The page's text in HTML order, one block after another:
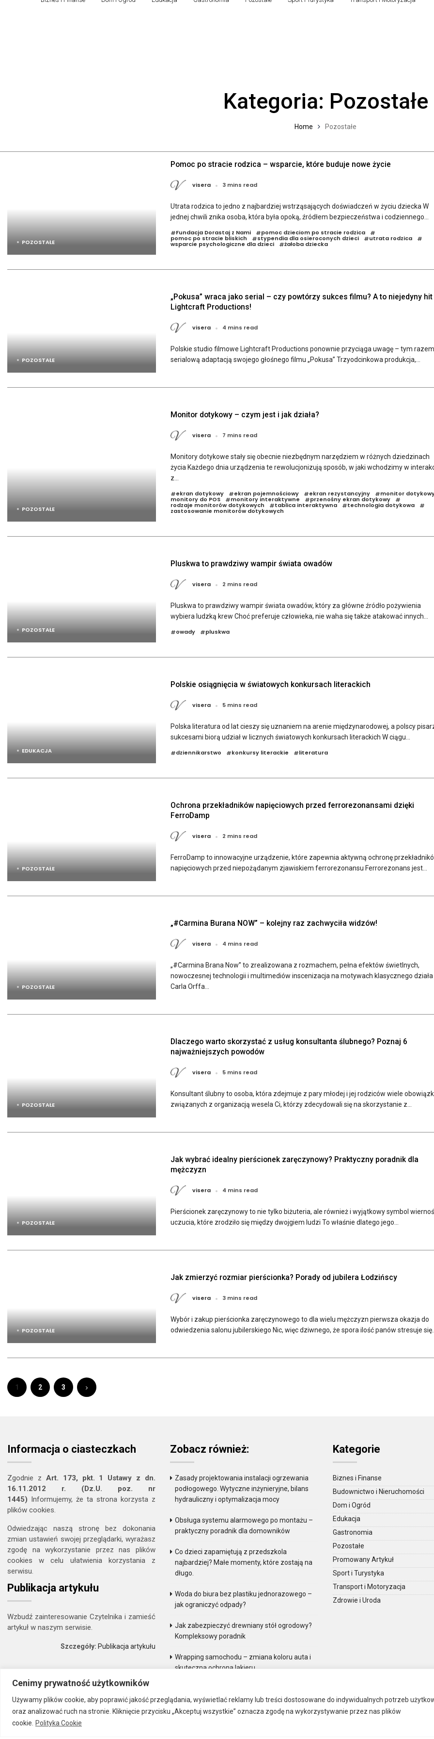
Cenimy prywatność użytkowników
Używamy plików cookie, aby poprawić jakość przeglądania, wyświetlać reklamy lub treści dostosowane do indywidualnych potrzeb
oraz analizować ruch na stronie. Kliknięcie przycisku „Akceptuj wszystkie” oznacza zgodę na wykorzystywanie przez nas plików
cookie. Polityka Cookie
Kategoria: Pozostałe
Home Pozostałe
POZOSTAŁE
Pomoc po stracie rodzica – wsparcie, które buduje nowe życie
visera 3 mins read
Utrata rodzica to jedno z najbardziej wstrząsających doświadczeń w życiu dziecka W
jednej chwili znika osoba, która była opoką, źródłem bezpieczeństwa i codziennego...
#Fundacja Dorastaj z Nami #pomoc dzieciom po stracie rodzica #
pomoc po stracie bliskich #stypendia dla osieroconych dzieci #utrata rodzica #
wsparcie psychologiczne dla dzieci #żałoba dziecka
POZOSTAŁE
„Pokusa” wraca jako serial – czy powtórzy sukces filmu? A to niejedyny hit
Lightcraft Productions!
visera 4 mins read
Polskie studio filmowe Lightcraft Productions ponownie przyciąga uwagę – tym razem
serialową adaptacją swojego głośnego filmu „Pokusa” Trzyodcinkowa produkcja,...
POZOSTAŁE
Monitor dotykowy – czym jest i jak działa?
visera 7 mins read
Monitory dotykowe stały się obecnie niezbędnym narzędziem w różnych dziedzinach
życia Każdego dnia urządzenia te rewolucjonizują sposób, w jaki wchodzimy w
z...
#ekran dotykowy #ekran pojemnościowy #ekran rezystancyjny #monitor
monitory do POS #monitory interaktywne #przenośny ekran dotykowy #
rodzaje monitorów dotykowych #tablica interaktywna #technologia dotykowa #
zastosowanie monitorów dotykowych
POZOSTAŁE
Pluskwa to prawdziwy wampir świata owadów
visera 2 mins read
Pluskwa to prawdziwy wampir świata owadów, który za główne źródło pożywienia
wybiera ludzką krew Choć preferuje człowieka, nie waha się także atakować innych...
#owady #pluskwa
EDUKACJA
Polskie osiągnięcia w światowych konkursach literackich
visera 5 mins read
Polska literatura od lat cieszy się uznaniem na arenie międzynarodowej, a polscy
sukcesami biorą udział w licznych światowych konkursach literackich W ciągu...
#dziennikarstwo #konkursy literackie #literatura
POZOSTAŁE
Ochrona przekładników napięciowych przed ferrorezonansami dzięki
FerroDamp
visera 2 mins read
FerroDamp to innowacyjne urządzenie, które zapewnia aktywną ochronę
napięciowych przed niepożądanym zjawiskiem ferrorezonansu Ferrorezonans jest...
POZOSTAŁE
„#Carmina Burana NOW” – kolejny raz zachwyciła widzów!
visera 4 mins read
„#Carmina Brana Now” to zrealizowana z rozmachem, pełna efektów świetlnych,
nowoczesnej technologii i multimediów inscenizacja na motywach klasycznego działa
Carla Orffa...
POZOSTAŁE
Dlaczego warto skorzystać z usług konsultanta ślubnego? Poznaj 6
najważniejszych powodów
visera 5 mins read
Konsultant ślubny to osoba, która zdejmuje z pary młodej i jej rodziców wiele
związanych z organizacją wesela Ci, którzy zdecydowali się na skorzystanie z...
POZOSTAŁE
Jak wybrać idealny pierścionek zaręczynowy? Praktyczny poradnik dla
mężczyzn
visera 4 mins read
Pierścionek zaręczynowy to nie tylko biżuteria, ale również i wyjątkowy symbol
uczucia, które zrodziło się między dwojgiem ludzi To właśnie dlatego jego...
POZOSTAŁE
Jak zmierzyć rozmiar pierścionka? Porady od jubilera Łodzińscy
visera 3 mins read
Wybór i zakup pierścionka zaręczynowego to dla wielu mężczyzn pierwsza okazja do
odwiedzenia salonu jubilerskiego Nic, więc dziwnego, że spora ilość panów stresuje się...
1 2 3
Informacja o ciasteczkach
Zgodnie z Art. 173, pkt. 1 Ustawy z dn.
16.11.2012 r. (Dz.U. poz. nr
1445) Informujemy, że ta strona korzysta z
plików cookies.
Odwiedzając naszą stronę bez dokonania
zmian ustawień swojej przeglądarki, wyrażasz
zgodę na wykorzystanie przez nas plików
cookies w celu ułatwienia korzystania z
serwisu.
Publikacja artykułu
Wzbudź zainteresowanie Czytelnika i zamieść
artykuł w naszym serwisie.
Szczegóły: Publikacja artykułu
Zobacz również:
Zasady projektowania instalacji ogrzewania
podłogowego. Wytyczne inżynieryjne, bilans
hydrauliczny i optymalizacja mocy
Obsługa systemu alarmowego po montażu –
praktyczny poradnik dla domowników
Co dzieci zapamiętują z przedszkola
najbardziej? Małe momenty, które zostają na
długo.
Woda do biura bez plastiku jednorazowego –
jak ograniczyć odpady?
Jak zabezpieczyć drewniany stół ogrodowy?
Kompleksowy poradnik
Wrapping samochodu – zmiana koloru auta i
skuteczna ochrona lakieru
skuteczne wsparcie w procesie nauczania
Kategorie
Biznes i Finanse
Budownictwo i Nieruchomości
Dom i Ogród
Edukacja
Gastronomia
Pozostałe
Promowany Artykuł
Sport i Turystyka
Transport i Motoryzacja
Zdrowie i Uroda